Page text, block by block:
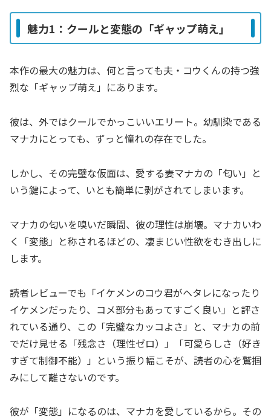
魅力1：クールと変態の「ギャップ萌え」
本作の最大の魅力は、何と言っても夫・コウくんの持つ強
烈な「ギャップ萌え」にあります。
彼は、外ではクールでかっこいいエリート。幼馴染である
マナカにとっても、ずっと憧れの存在でした。
しかし、その完璧な仮面は、愛する妻マナカの「匂い」と
いう鍵によって、いとも簡単に剥がされてしまいます。
マナカの匂いを嗅いだ瞬間、彼の理性は崩壊。マナカいわ
く「変態」と称されるほどの、凄まじい性欲をむき出しに
します。
読者レビューでも「イケメンのコウ君がヘタレになったり
イケメンだったり、コメ部分もあってすごく良い」と評さ
れている通り、この「完璧なカッコよさ」と、マナカの前
でだけ見せる「残念さ（理性ゼロ）」「可愛らしさ（好き
すぎて制御不能）」という振り幅こそが、読者の心を鷲掴
みにして離さないのです。
彼が「変態」になるのは、マナカを愛しているから。その